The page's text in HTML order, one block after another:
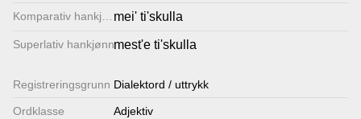
mei' ti'skulla
Superlativ hankjønnmest'e ti'skulla
Registrerings­grunn Dialektord / uttrykk
Ordklasse Adjektiv